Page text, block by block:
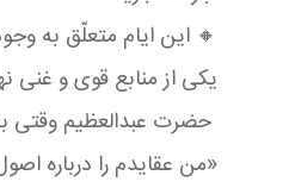
🔸 این ایام متعلّق به
یكی از منابع قوی و غنی
حضرت عبدالعظیم وقتی
«من عقایدم را درباره